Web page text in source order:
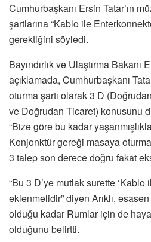
Cumhurbaşkanı Ersin Tatar’ın
şartlarına “Kablo ile
gerektiğini söyledi.
Bayındırlık ve Ulaştırma Bakanı
açıklamada, Cumhurbaşkanı
oturma şartı olarak 3 D
ve Doğrudan Ticaret) konusunu
“Bize göre bu kadar
Konjonktür gereği masaya
3 talep son derece doğru fakat
“Bu 3 D’ye mutlak surette ‘Kablo
eklenmelidir” diyen Arıklı,
olduğu kadar Rumlar için de
olduğunu belirtti.